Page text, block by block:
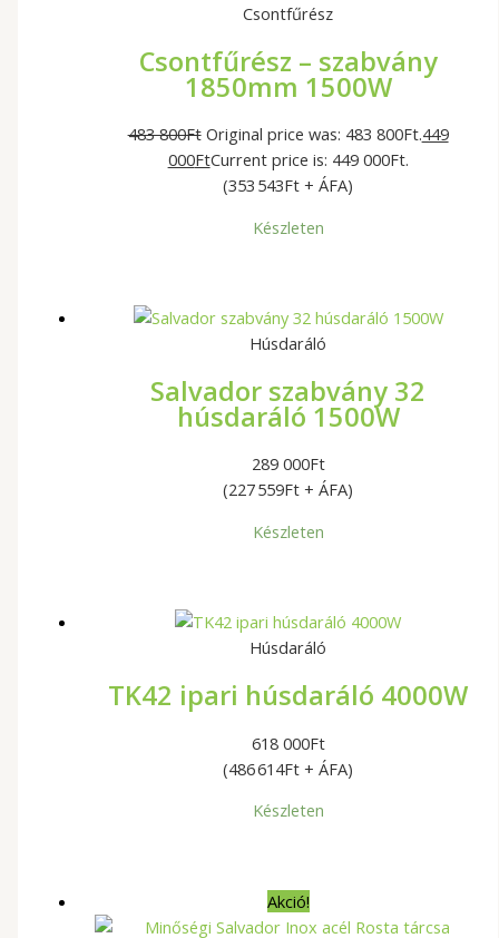
Csontfűrész
Csontfűrész – szabvány
1850mm 1500W
483 800Ft Original price was: 483 800Ft.449
000FtCurrent price is: 449 000Ft.
(353 543Ft + ÁFA)
Készleten
Húsdaráló
Salvador szabvány 32
húsdaráló 1500W
289 000Ft
(227 559Ft + ÁFA)
Készleten
Húsdaráló
TK42 ipari húsdaráló 4000W
618 000Ft
(486 614Ft + ÁFA)
Készleten
Akció!